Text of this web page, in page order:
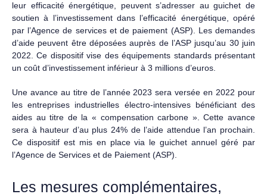
leur efficacité énergétique, peuvent s’adresser au guichet de
soutien à l’investissement dans l’efficacité énergétique, opéré
par l’Agence de services et de paiement (ASP). Les demandes
d’aide peuvent être déposées auprès de l’ASP jusqu’au 30 juin
2022. Ce dispositif vise des équipements standards présentant
un coût d’investissement inférieur à 3 millions d’euros.
Une avance au titre de l’année 2023 sera versée en 2022 pour
les entreprises industrielles électro-intensives bénéficiant des
aides au titre de la « compensation carbone ». Cette avance
sera à hauteur d’au plus 24% de l’aide attendue l’an prochain.
Ce dispositif est mis en place via le guichet annuel géré par
l’Agence de Services et de Paiement (ASP).
Les mesures complémentaires,